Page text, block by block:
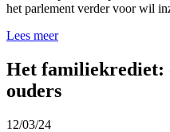
het parlement verder voor wil
Lees meer
Het familiekrediet:
ouders
12/03/24